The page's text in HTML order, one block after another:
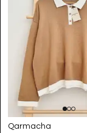
Qarmacha